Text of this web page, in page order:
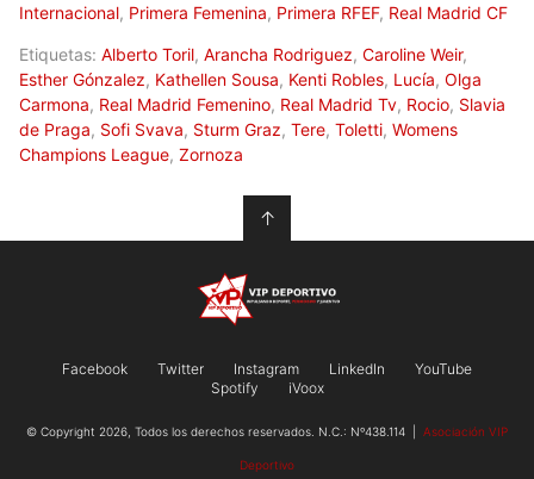
Internacional, Primera Femenina, Primera RFEF, Real Madrid CF
Etiquetas: Alberto Toril, Arancha Rodriguez, Caroline Weir,
Esther Gónzalez, Kathellen Sousa, Kenti Robles, Lucía, Olga
Carmona, Real Madrid Femenino, Real Madrid Tv, Rocio, Slavia
de Praga, Sofi Svava, Sturm Graz, Tere, Toletti, Womens
Champions League, Zornoza
↑
Facebook Twitter Instagram LinkedIn
YouTube
Spotify
iVoox
© Copyright 2026, Todos los derechos reservados. N.C.: Nº438.114 | Asociación VIP
Deportivo